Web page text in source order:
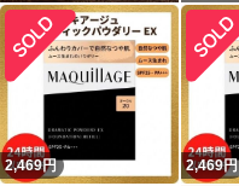
2,469円 2,469円